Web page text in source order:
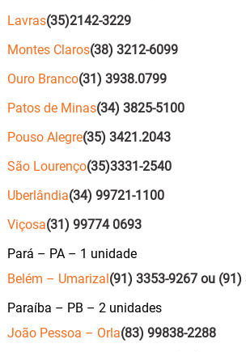
Lavras(35)2142-3229
Montes Claros(38) 3212-6099
Ouro Branco(31) 3938.0799
Patos de Minas(34) 3825-5100
Pouso Alegre(35) 3421.2043
São Lourenço(35)3331-2540
Uberlândia(34) 99721-1100
Viçosa(31) 99774 0693
Pará – PA – 1 unidade
Belém – Umarizal(91) 3353-9267 ou (91)
Paraíba – PB – 2 unidades
João Pessoa – Orla(83) 99838-2288